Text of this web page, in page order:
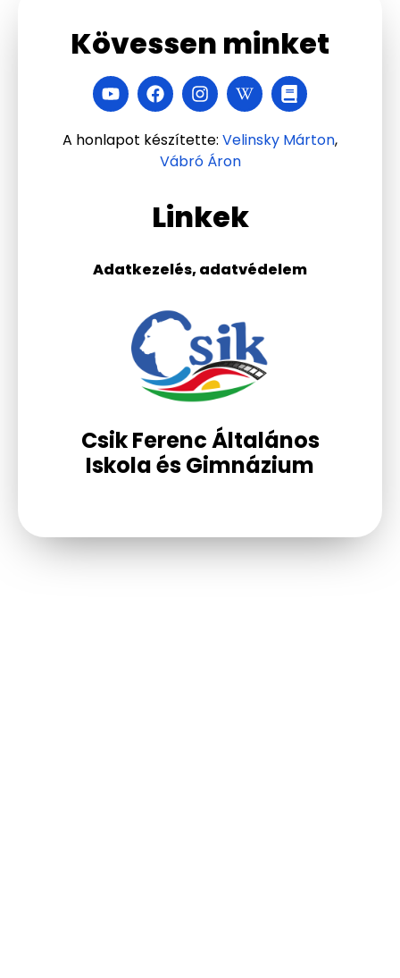
Csik Ferenc Általános
Iskola és Gimnázium
Linkek
Adatkezelés, adatvédelem
Kövessen minket
A honlapot készítette: Velinsky Márton,
Vábró Áron